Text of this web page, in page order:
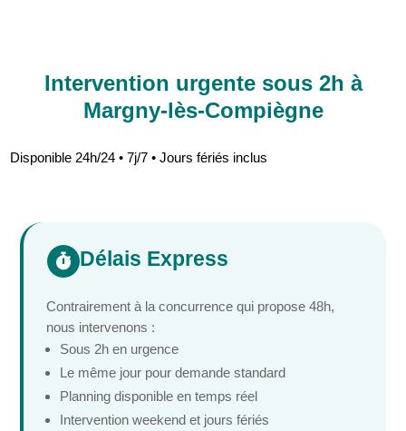
Intervention urgente sous 2h à
Margny-lès-Compiègne
Disponible 24h/24 • 7j/7 • Jours fériés inclus
 Délais Express
Contrairement à la concurrence qui propose 48h,
nous intervenons :
Sous 2h en urgence
Le même jour pour demande standard
Planning disponible en temps réel
Intervention weekend et jours fériés